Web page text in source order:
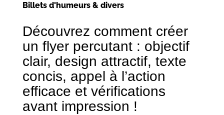
Billets d'humeurs & divers
Découvrez comment créer
un flyer percutant : objectif
clair, design attractif, texte
concis, appel à l’action
efficace et vérifications
avant impression !